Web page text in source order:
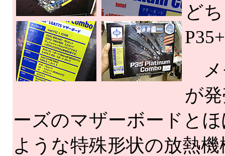
ど
メ
が
ーズのマザーボードと
ような特殊形状の放熱